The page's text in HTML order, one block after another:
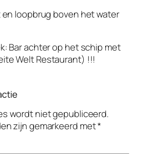
en loopbrug boven het water
Bar achter op het schip met
Welt Restaurant) !!!
wordt niet gepubliceerd.
zijn gemarkeerd met*